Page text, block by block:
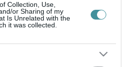
Collection, Use,
or Sharing of my
Is Unrelated with the
it was collected.
bevinni az órákra, ez kavarta fel az